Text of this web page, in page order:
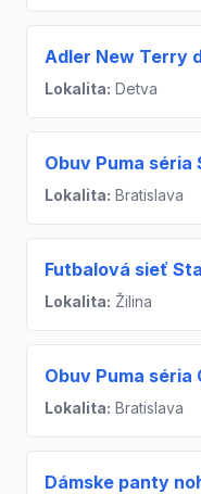
Adler New Terry
Lokalita: Detva
Obuv Puma séria
Lokalita: Bratislava
Futbalová sieť
Lokalita: Žilina
Obuv Puma séria
Lokalita: Bratislava
Dámske panty